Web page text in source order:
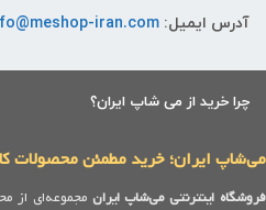
آدرس ایمیل: iran.com
چرا خرید از می شاپ ایران؟
می‌شاپ ایران؛ خرید مطمئن محصولات
فروشگاه اینترنتی می‌شاپ ایران مجموعه‌ای از